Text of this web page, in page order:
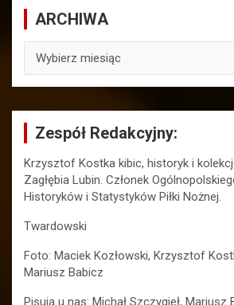
ARCHIWA
Zespół Redakcyjny:
Krzysztof Kostka kibic, historyk i
Zagłębia Lubin. Członek
Historyków i Statystyków Piłki Nożnej.
Twardowski
Foto: Maciek Kozłowski, Krzysztof
Mariusz Babicz